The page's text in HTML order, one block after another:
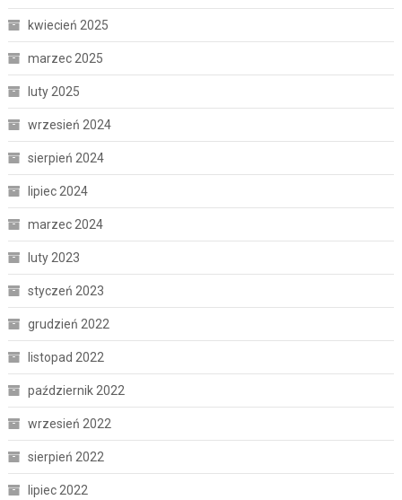
kwiecień 2025
marzec 2025
luty 2025
wrzesień 2024
sierpień 2024
lipiec 2024
marzec 2024
luty 2023
styczeń 2023
grudzień 2022
listopad 2022
październik 2022
wrzesień 2022
sierpień 2022
lipiec 2022